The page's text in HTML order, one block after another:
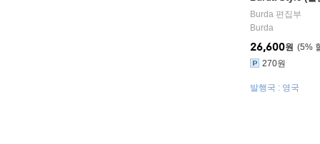
Burda 편집부
Burda
5%
26,600원
270원
발행국 : 영국